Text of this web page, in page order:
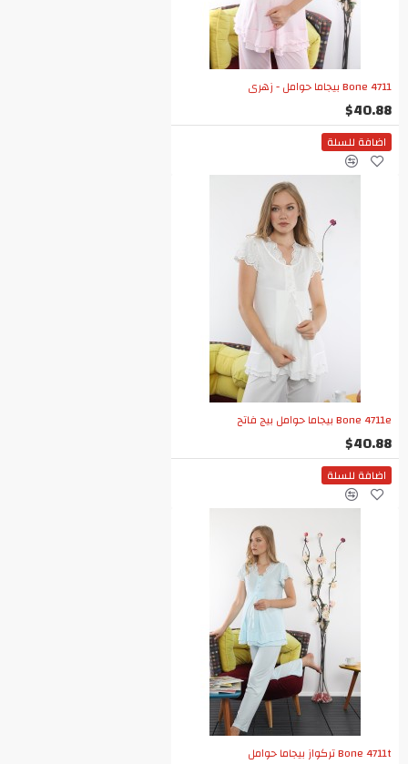
Bone 4711 بيجاما حوامل - زهري
$40.88
اضافة للسلة
Bone 4711e بيجاما حوامل بيج فاتح
$40.88
اضافة للسلة
Bone 4711t تركواز بيجاما حوامل